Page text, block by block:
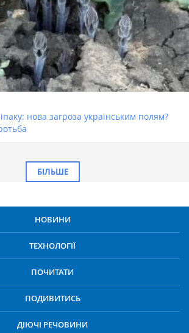
нова загроза українським полям?
БІЛЬШЕ
НОВИНИ
ТЕХНОЛОГІЇ
ПОЧИТАТИ
ПОДИВИТИСЬ
ДІЮЧІ РЕЧОВИНИ